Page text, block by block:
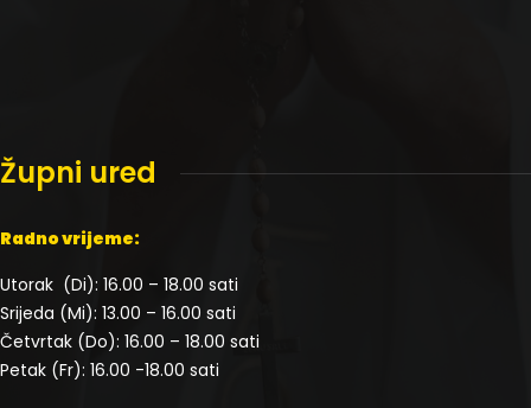
Župni ured
Radno vrijeme:
Utorak (Di): 16.00 – 18.00 sati
Srijeda (Mi): 13.00 – 16.00 sati
Četvrtak (Do): 16.00 – 18.00 sati
Petak (Fr): 16.00 -18.00 sati